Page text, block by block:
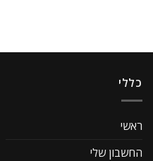
כללי
ראשי
החשבון שלי